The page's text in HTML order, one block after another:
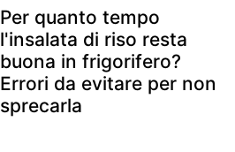
Per quanto tempo
l'insalata di riso resta
buona in frigorifero?
Errori da evitare per non
sprecarla